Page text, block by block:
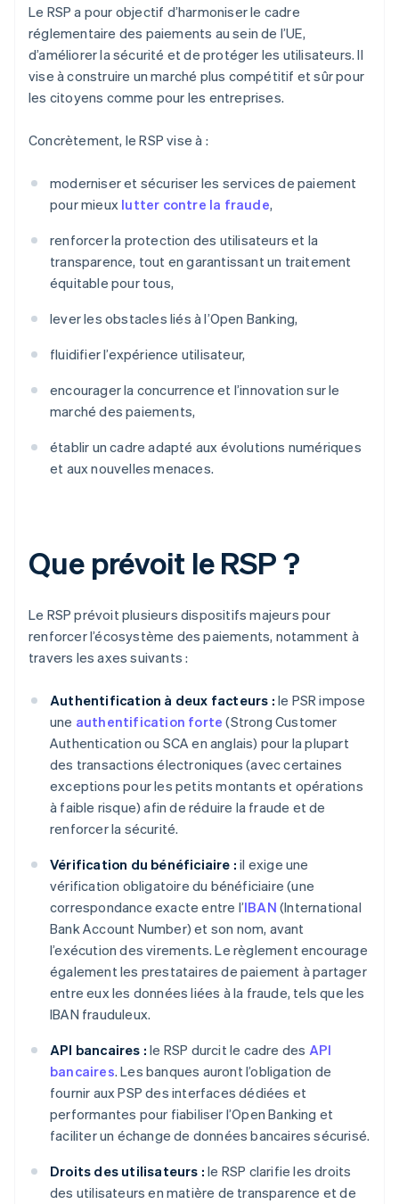
Le RSP a pour objectif d’harmoniser le cadre
réglementaire des paiements au sein de l’UE,
d’améliorer la sécurité et de protéger les utilisateurs. Il
vise à construire un marché plus compétitif et sûr pour
les citoyens comme pour les entreprises.
Concrètement, le RSP vise à :
moderniser et sécuriser les services de paiement
pour mieux lutter contre la fraude,
renforcer la protection des utilisateurs et la
transparence, tout en garantissant un traitement
équitable pour tous,
lever les obstacles liés à l’Open Banking,
fluidifier l’expérience utilisateur,
encourager la concurrence et l’innovation sur le
marché des paiements,
établir un cadre adapté aux évolutions numériques
et aux nouvelles menaces.
Que prévoit le RSP ?
Le RSP prévoit plusieurs dispositifs majeurs pour
renforcer l’écosystème des paiements, notamment à
travers les axes suivants :
Authentification à deux facteurs : le PSR impose
une authentification forte (Strong Customer
Authentication ou SCA en anglais) pour la plupart
des transactions électroniques (avec certaines
exceptions pour les petits montants et opérations
à faible risque) afin de réduire la fraude et de
renforcer la sécurité.
Vérification du bénéficiaire : il exige une
vérification obligatoire du bénéficiaire (une
correspondance exacte entre l’IBAN (International
Bank Account Number) et son nom, avant
l’exécution des virements. Le règlement encourage
également les prestataires de paiement à partager
entre eux les données liées à la fraude, tels que les
IBAN frauduleux.
API bancaires : le RSP durcit le cadre des API
bancaires. Les banques auront l’obligation de
fournir aux PSP des interfaces dédiées et
performantes pour fiabiliser l’Open Banking et
faciliter un échange de données bancaires sécurisé.
Droits des utilisateurs : le RSP clarifie les droits
des utilisateurs en matière de transparence et de